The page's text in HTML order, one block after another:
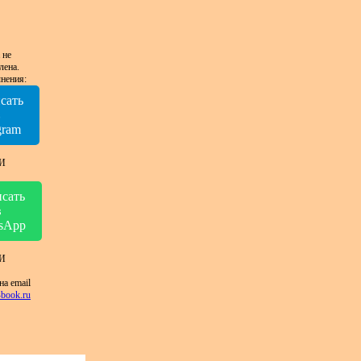
email